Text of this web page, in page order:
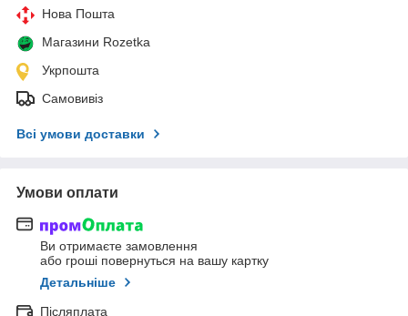
Нова Пошта
Магазини Rozetka
Укрпошта
Самовивіз
Всі умови доставки
Умови оплати
Ви отримаєте замовлення
або гроші повернуться на вашу картку
Детальніше
Післяплата